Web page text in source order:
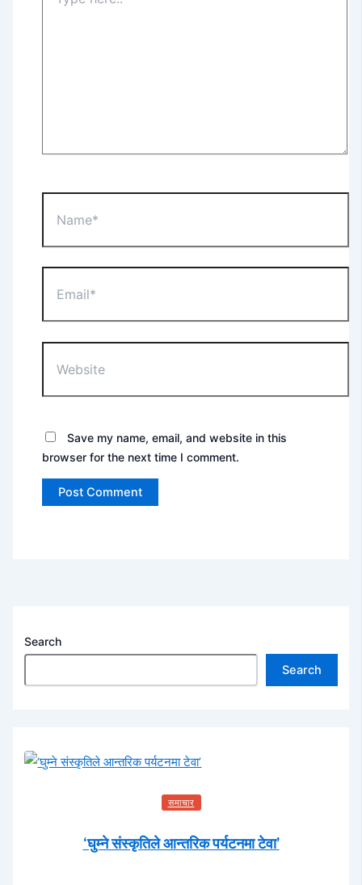
Save my name, email, and website in this
browser for the next time I comment.
Search
Search
समाचार
‘घुम्ने संस्कृतिले आन्तरिक पर्यटनमा टेवा’